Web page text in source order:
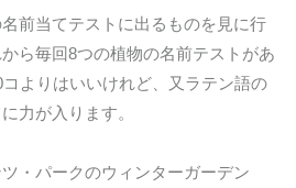
前当てテストに出るものを見に行
ら毎回8つの植物の名前テストがあ
よりはいいけれど、又ラテン語の
力が入ります。
・パークのウィンターガーデン